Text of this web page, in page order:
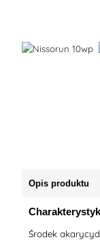
Opis produktu
Środek